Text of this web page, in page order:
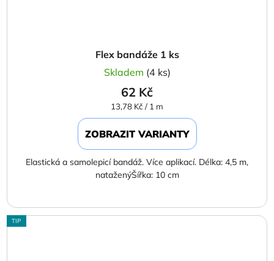
Flex bandáže 1 ks
Skladem (4 ks)
62 Kč
Měrná
cena:
13,78 Kč / 1 m
ZOBRAZIT VARIANTY
Elastická a samolepicí bandáž. Více aplikací. Délka: 4,5 m,
nataženýŠířka: 10 cm
TIP